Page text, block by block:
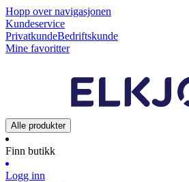
Hopp over navigasjonen
Kundeservice
PrivatkundeBedriftskunde
Mine favoritter
Alle produkter
Finn butikk
Logg inn